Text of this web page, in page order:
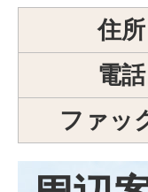
住所
電話
ファッ